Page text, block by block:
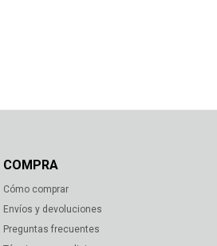
COMPRA
Cómo comprar
Envíos y devoluciones
Preguntas frecuentes